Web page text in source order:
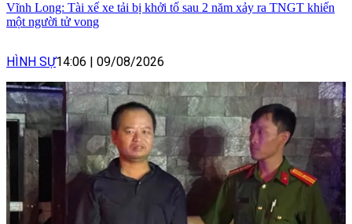
Vĩnh Long: Tài xế xe tải bị khởi tố sau 2 năm xảy ra TNGT khiến
một người tử vong
HÌNH SỰ14:06 09/08/2026